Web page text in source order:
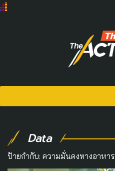
Data
ป้ายกำกับ: ความมั่นคงทางอาหาร